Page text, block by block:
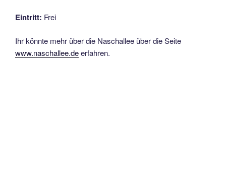
Eintritt: Frei
Ihr könnte mehr über die Naschallee über die Seite
www.naschallee.deerfahren.